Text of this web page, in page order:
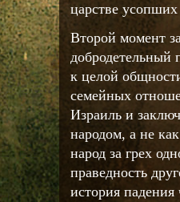
царстве
Второй момент
добродетельный
к целой
семейных
Израиль и
народом, а не
народ за грех
праведность
история